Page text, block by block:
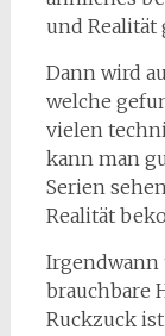
und Realität
Dann wird
welche
vielen
kann man
Serien
Realität
Irgendwann
brauchbare
Ruckzuck